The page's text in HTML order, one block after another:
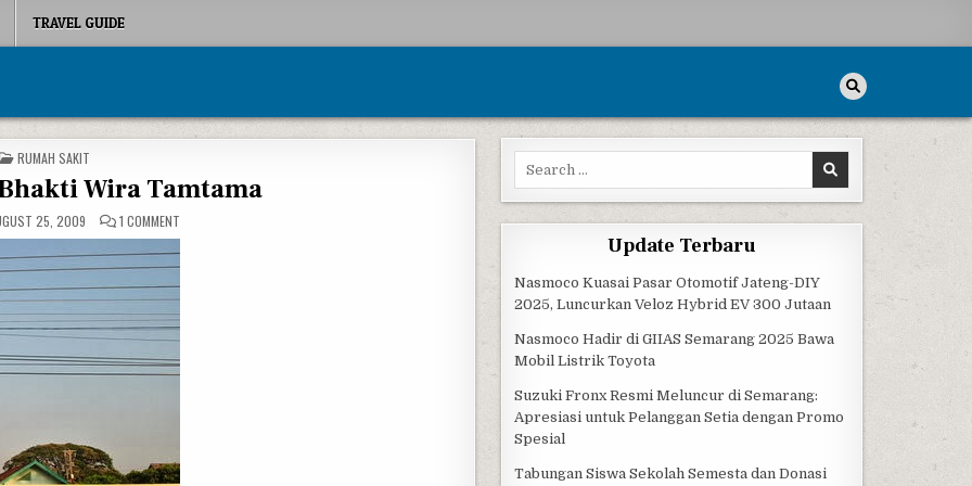
TRAVEL GUIDE
POSTED IN
RUMAH SAKIT
Wira Tamtama
25, 2009 1 COMMENT
Search for:
Update Terbaru
Nasmoco Kuasai Pasar Otomotif Jateng-DIY
2025, Luncurkan Veloz Hybrid EV 300 Jutaan
Nasmoco Hadir di GIIAS Semarang 2025 Bawa
Mobil Listrik Toyota
Suzuki Fronx Resmi Meluncur di Semarang:
Apresiasi untuk Pelanggan Setia dengan Promo
Spesial
Tabungan Siswa Sekolah Semesta dan Donasi